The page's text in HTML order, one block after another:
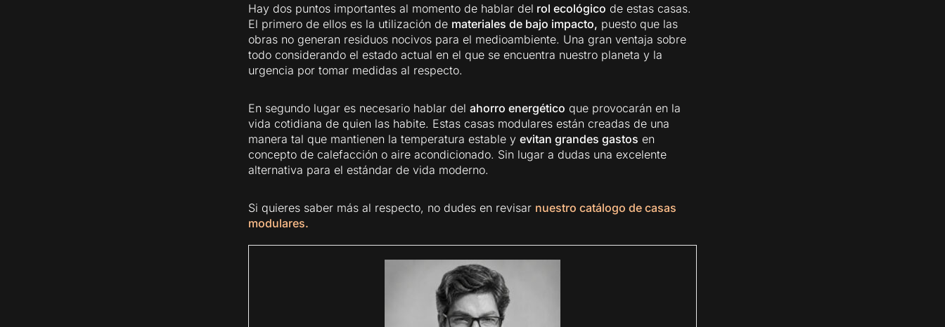
Hay dos puntos importantes al momento de hablar del rol ecológico de estas casas.
El primero de ellos es la utilización de materiales de bajo impacto, puesto que las
obras no generan residuos nocivos para el medioambiente. Una gran ventaja sobre
todo considerando el estado actual en el que se encuentra nuestro planeta y la
urgencia por tomar medidas al respecto.
En segundo lugar es necesario hablar del ahorro energético que provocarán en la
vida cotidiana de quien las habite. Estas casas modulares están creadas de una
manera tal que mantienen la temperatura estable y evitan grandes gastos en
concepto de calefacción o aire acondicionado. Sin lugar a dudas una excelente
alternativa para el estándar de vida moderno.
Si quieres saber más al respecto, no dudes en revisar nuestro catálogo de casas
modulares.